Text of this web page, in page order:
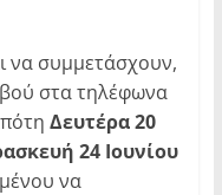
να συμμετάσχουν,
στα τηλέφωνα
Δευτέρα 20
24 Ιουνίου
να